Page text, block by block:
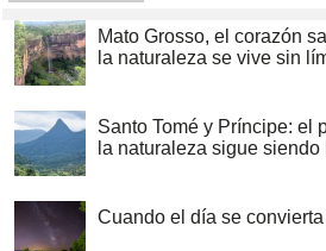
Mato Grosso, el corazón
la naturaleza se vive sin
Santo Tomé y Príncipe: el
la naturaleza sigue
Cuando el día se